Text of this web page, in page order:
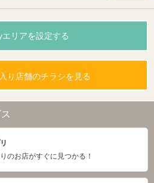
エリアを設定する
り店舗のチラシを見る
のお店がすぐに見つかる！